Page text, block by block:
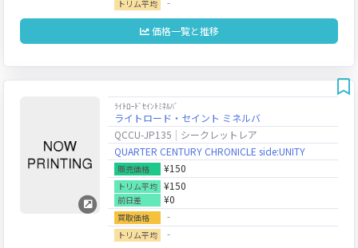
トリム平均 ‐
価格一覧と推移
ﾗｲﾄﾛｰﾄﾞｾｲﾝﾄﾐﾈﾙﾊﾞ
ライトロード・セイント ミネルバ
QCCU-JP135
シークレットレア
QUARTER CENTURY CHRONICLE side:UNITY
販売価格 ¥150
トリム平均 ¥150
前日差 ¥0
買取価格 ‐
トリム平均 ‐